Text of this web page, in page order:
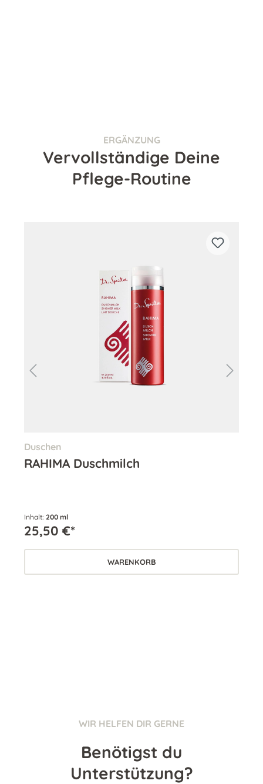
ERGÄNZUNG
Vervollständige Deine
Pflege-Routine
Duschen
RAHIMA Duschmilch
Inhalt: 200 ml
25,50 €*
WARENKORB
WIR HELFEN DIR GERNE
Benötigst du
Unterstützung?